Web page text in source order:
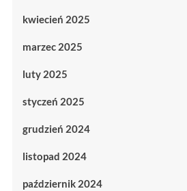
kwiecień 2025
marzec 2025
luty 2025
styczeń 2025
grudzień 2024
listopad 2024
październik 2024